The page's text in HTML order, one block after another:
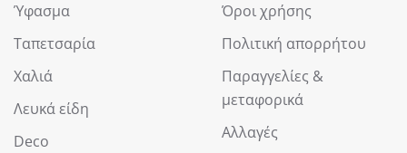
Ύφασμα
Ταπετσαρία
Χαλιά
Λευκά είδη
Deco
Όροι χρήσης
Πολιτική απορρήτου
Παραγγελίες &
μεταφορικά
Αλλαγές